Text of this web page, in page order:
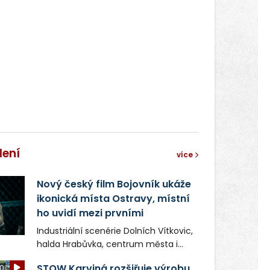
více
Nový český film Bojovník ukáže
ikonická místa Ostravy, místní
ho uvidí mezi prvními
Industriální scenérie Dolních Vítkovic,
halda Hrabůvka, centrum města i